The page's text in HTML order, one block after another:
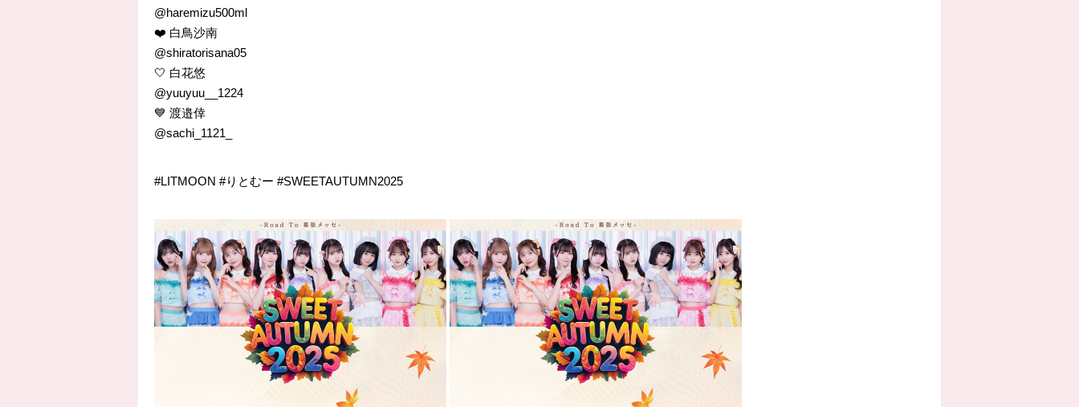
@haremizu500ml
❤️ 白鳥沙南
@shiratorisana05
🤍 白花悠
@yuuyuu__1224
💙 渡邉倖
@sachi_1121_
#LITMOON #りとむー #SWEETAUTUMN2025